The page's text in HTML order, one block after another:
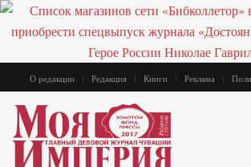
О редакции Редакция Книги Реклама